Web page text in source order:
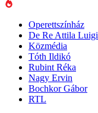
Operettszínház
De Re Attila Luigi
Közmédia
Tóth Ildikó
Rubint Réka
Nagy Ervin
Bochkor Gábor
RTL